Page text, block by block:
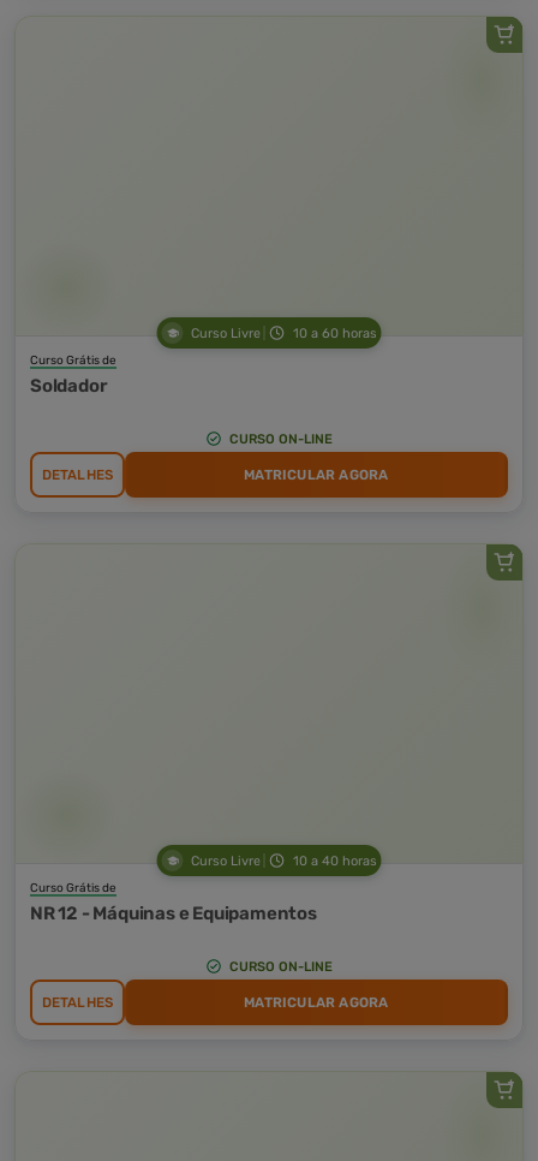
Curso Livre 10 a 60 horas
Curso Grátis de
Soldador
CURSO ON-LINE
DETALHES MATRICULAR AGORA
Curso Livre 10 a 40 horas
Curso Grátis de
NR 12 - Máquinas e Equipamentos
CURSO ON-LINE
DETALHES MATRICULAR AGORA